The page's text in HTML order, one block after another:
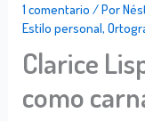
1 comentario / Por
Estilo personal,
Clarice
como